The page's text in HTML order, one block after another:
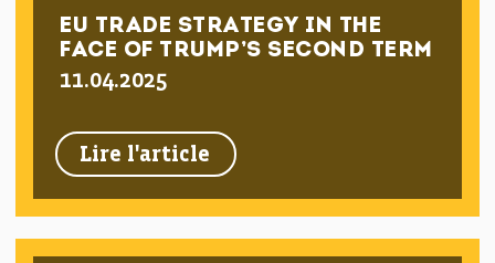
EU TRADE STRATEGY IN THE
FACE OF TRUMP’S SECOND TERM
Lire l'article
11.04.2025